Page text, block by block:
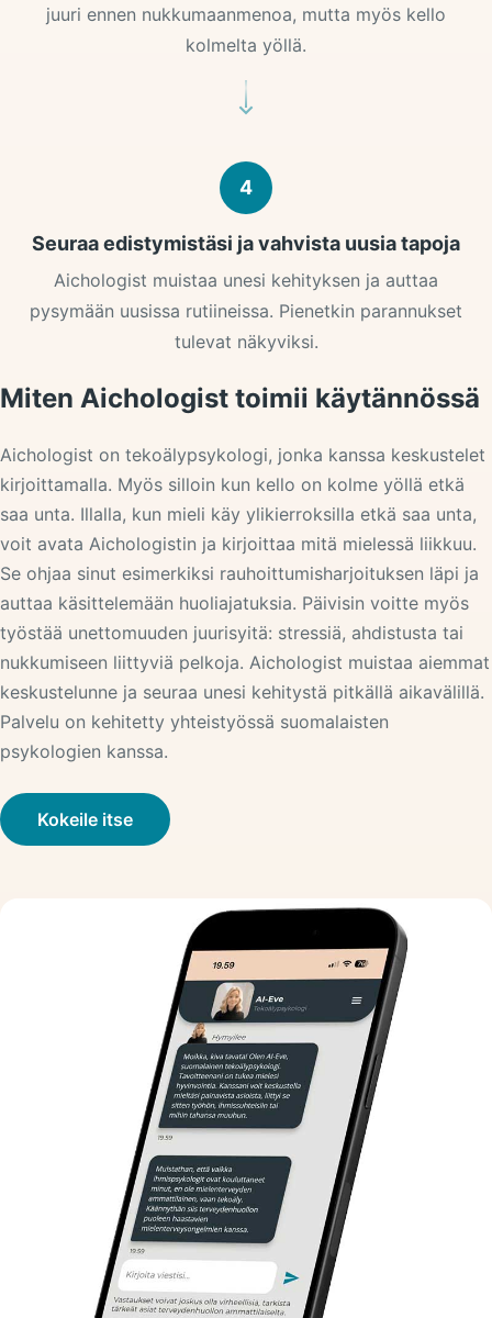
juuri ennen nukkumaanmenoa, mutta myös kello
kolmelta yöllä.
4
Seuraa edistymistäsi ja vahvista uusia tapoja
Aichologist muistaa unesi kehityksen ja auttaa
pysymään uusissa rutiineissa. Pienetkin parannukset
tulevat näkyviksi.
Miten Aichologist toimii käytännössä
Aichologist on tekoälypsykologi, jonka kanssa keskustelet
kirjoittamalla. Myös silloin kun kello on kolme yöllä etkä
saa unta. Illalla, kun mieli käy ylikierroksilla etkä saa unta,
voit avata Aichologistin ja kirjoittaa mitä mielessä liikkuu.
Se ohjaa sinut esimerkiksi rauhoittumisharjoituksen läpi ja
auttaa käsittelemään huoliajatuksia. Päivisin voitte myös
työstää unettomuuden juurisyitä: stressiä, ahdistusta tai
nukkumiseen liittyviä pelkoja. Aichologist muistaa aiemmat
keskustelunne ja seuraa unesi kehitystä pitkällä aikavälillä.
Palvelu on kehitetty yhteistyössä suomalaisten
psykologien kanssa.
Kokeile itse